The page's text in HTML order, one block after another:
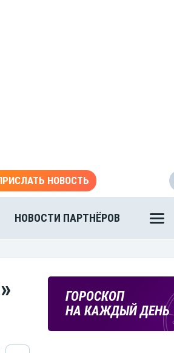
НОВОСТЬ
НОВОСТИ ПАРТНЁРОВ
ПОГОДА
В КУРСКЕ
ГОРОСКОП
НА КАЖДЫЙ ДЕНЬ